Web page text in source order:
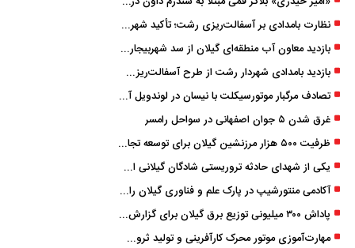
نظارت بامدادی بر آسفالت‌ریزی رشت؛ تأکید شهردار و بازرس کل بر کیفیت اجرای پروژه‌ها
بازدید معاون آب منطقه‌ای گیلان از سد شهربیجار برای تداوم تأمین آب شرب استان
بازدید بامدادی شهردار رشت از طرح آسفالت‌ریزی گسترده در مناطق پنج‌گانه
تصادف مرگبار موتورسیکلت با نیسان در لوندویل آستارا/ انتقال مصدوم با اورژانس هوایی به رشت
غرق شدن ۵ جوان اصفهانی در سواحل رامسر
ظرفیت ۵۰۰ هزار مرزنشین گیلان برای توسعه تجارت فعال می‌شود
یکی از شهدای حادثه تروریستی شادگان گیلانی است/ شهادت «سینا سیاه‌ نژاد» در درگیری با اشرار مسلح
آکادمی منتورشیپ در پارک علم و فناوری گیلان راه‌اندازی شد
پاداش ۳۰۰ میلیونی توزیع برق گیلان برای گزارش ماینرهای غیرمجاز
مهارت‌آموزی موتور محرک کارآفرینی و تولید ثروت است